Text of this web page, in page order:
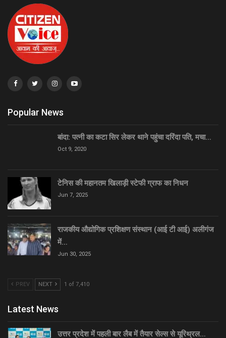
Popular News
बांदा: पत्नी का कटा सिर लेकर थाने पहुंचा दरिंदा पति, मचा…
Oct 9, 2020
टेनिस की महानतम खिलाड़ी स्टेफी ग्राफ का निधन
Jun 7, 2025
राजकीय औद्योगिक प्रशिक्षण संस्थान (आई टी आई) अलीगंज
में…
Jun 30, 2025
PREV NEXT 1 of 7,410
Latest News
उत्तर प्रदेश में पहली बार लैब में तैयार सेल्स से यूरिथ्रल…